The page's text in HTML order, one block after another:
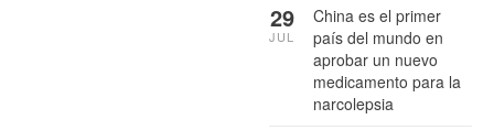
China es el primer
país del mundo en
aprobar un nuevo
medicamento para la
narcolepsia
29
JUL